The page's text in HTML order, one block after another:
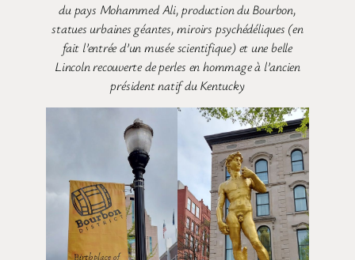
du pays Mohammed Ali, production du Bourbon,
statues urbaines géantes, miroirs psychédéliques (en
fait l’entrée d’un musée scientifique) et une belle
Lincoln recouverte de perles en hommage à l’ancien
président natif du Kentucky